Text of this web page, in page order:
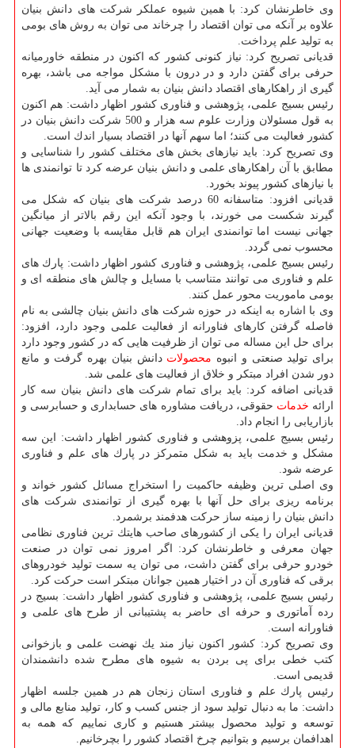
وی خاطرنشان كرد: با همین شیوه عملكر شركت های دانش بنیان
علاوه بر آنكه می توان اقتصاد را چرخاند می توان به روش های بومی
به تولید علم پرداخت.
قدیانی تصریح كرد: نیاز كنونی كشور كه اكنون در منطقه خاورمیانه
حرفی برای گفتن دارد و در درون با مشكل مواجه می باشد، بهره
گیری از راهكارهای اقتصاد دانش بنیان به شمار می آید.
رئیس بسیج علمی، پژوهشی و فناوری كشور اظهار داشت: هم اكنون
به قول مسئولان وزارت علوم سه هزار و 500 شركت دانش بنیان در
كشور فعالیت می كنند؛ اما سهم آنها در اقتصاد بسیار اندك است.
وی تصریح كرد: باید نیازهای بخش های مختلف كشور را شناسایی و
مطابق با آن راهكارهای علمی و دانش بنیان عرضه كرد تا توانمندی ها
با نیازهای كشور پیوند بخورد.
قدیانی افزود: متاسفانه 60 درصد شركت های بنیان كه شكل می
گیرند شكست می خورند، با وجود آنكه این رقم بالاتر از میانگین
جهانی نیست اما توانمندی ایران هم قابل مقایسه با وضعیت جهانی
محسوب نمی گردد.
رئیس بسیج علمی، پژوهشی و فناوری كشور اظهار داشت: پارك های
علم و فناوری می توانند متناسب با مسایل و چالش های منطقه ای و
بومی ماموریت محور عمل كنند.
وی با اشاره به اینكه در حوزه شركت های دانش بنیان چالشی به نام
فاصله گرفتن كارهای فناورانه از فعالیت علمی وجود دارد، افزود:
برای حل این مساله می توان از ظرفیت هایی كه در كشور وجود دارد
برای تولید صنعتی و انبوه محصولات دانش بنیان بهره گرفت و مانع
دور شدن افراد مبتكر و خلاق از فعالیت های علمی شد.
قدیانی اضافه كرد: باید برای تمام شركت های دانش بنیان سه كار
ارائه خدمات حقوقی، دریافت مشاوره های حسابداری و حسابرسی و
بازاریابی را انجام داد.
رئیس بسیج علمی، پزوهشی و فناوری كشور اظهار داشت: این سه
مشكل و خدمت باید به شكل متمركز در پارك های علم و فناوری
عرضه شود.
وی اصلی ترین وظیفه حاكمیت را استخراج مسائل كشور خواند و
برنامه ریزی برای حل آنها با بهره گیری از توانمندی شركت های
دانش بنیان را زمینه ساز حركت هدفمند برشمرد.
قدیانی ایران را یكی از كشورهای صاحب هایتك ترین فناوری نظامی
جهان معرفی و خاطرنشان كرد: اگر امروز نمی توان در صنعت
خودرو حرفی برای گفتن داشت، می توان یه سمت تولید خودروهای
برقی كه فناوری آن در اختیار همین جوانان مبتكر است حركت كرد.
رئیس بسیج علمی، پژوهشی و فناوری كشور اظهار داشت: بسیج در
رده آماتوری و حرفه ای حاضر به پشتیبانی از طرح های علمی و
فناورانه است.
وی تصریح كرد: كشور اكنون نیاز مند یك نهضت علمی و بازخوانی
كتب خطی برای پی بردن به شیوه های مطرح شده دانشمندان
قدیمی است.
رئیس پارك علم و فناوری استان زنجان هم در همین جلسه اظهار
داشت: ما به دنبال تولید سود از جنس كسب و كار، تولید منابع مالی و
توسعه و تولید محصول بیشتر هستیم و كاری نماییم كه همه به
اهدافمان برسیم و بتوانیم چرخ اقتصاد كشور را بچرخانیم.